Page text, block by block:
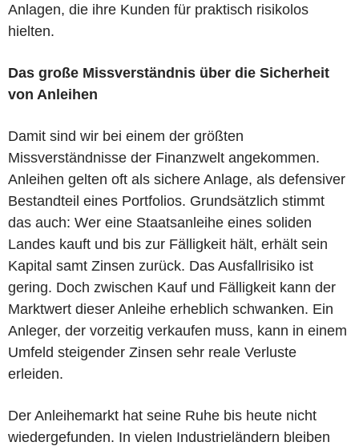
Anlagen, die ihre Kunden für praktisch risikolos
hielten.
Das große Missverständnis über die Sicherheit
von Anleihen
Damit sind wir bei einem der größten
Missverständnisse der Finanzwelt angekommen.
Anleihen gelten oft als sichere Anlage, als defensiver
Bestandteil eines Portfolios. Grundsätzlich stimmt
das auch: Wer eine Staatsanleihe eines soliden
Landes kauft und bis zur Fälligkeit hält, erhält sein
Kapital samt Zinsen zurück. Das Ausfallrisiko ist
gering. Doch zwischen Kauf und Fälligkeit kann der
Marktwert dieser Anleihe erheblich schwanken. Ein
Anleger, der vorzeitig verkaufen muss, kann in einem
Umfeld steigender Zinsen sehr reale Verluste
erleiden.
Der Anleihemarkt hat seine Ruhe bis heute nicht
wiedergefunden. In vielen Industrieländern bleiben